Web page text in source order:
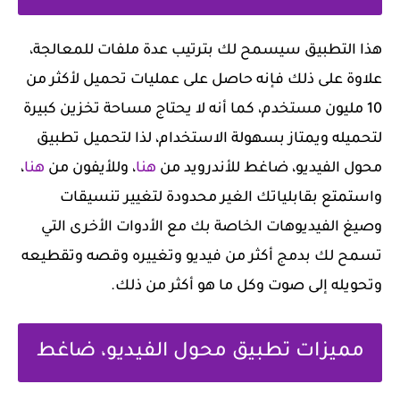
هذا التطبيق سيسمح لك بترتيب عدة ملفات للمعالجة،
علاوة على ذلك فإنه حاصل على عمليات تحميل لأكثر من
10 مليون مستخدم، كما أنه لا يحتاج مساحة تخزين كبيرة
لتحميله ويمتاز بسهولة الاستخدام، لذا لتحميل تطبيق
محول الفيديو، ضاغط للأندرويد من هنا، وللأيفون من هنا،
واستمتع بقابلياتك الغير محدودة لتغيير تنسيقات
وصيغ الفيديوهات الخاصة بك مع الأدوات الأخرى التي
تسمح لك بدمج أكثر من فيديو وتغييره وقصه وتقطيعه
وتحويله إلى صوت وكل ما هو أكثر من ذلك.
مميزات تطبيق محول الفيديو، ضاغط